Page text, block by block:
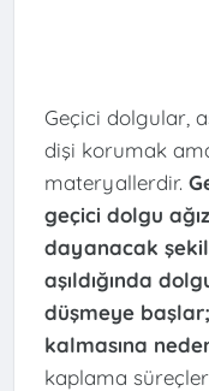
Geçici dolgular,
dişi korumak
materyallerdir.
geçici dolgu
dayanacak
aşıldığında
düşmeye
kalmasına
kaplama